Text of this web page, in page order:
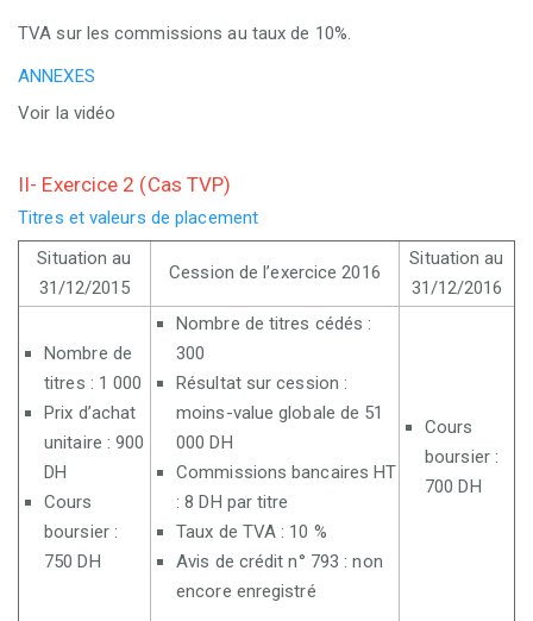
TVA sur les commissions au taux de 10%.
ANNEXES
Voir la vidéo
II- Exercice 2 (Cas TVP)
Titres et valeurs de placement
Situation au
31/12/2015
Cession de l’exercice 2016
Situation au
31/12/2016
Nombre de
titres : 1 000
Prix d’achat
unitaire : 900
DH
Cours
boursier :
750 DH
Nombre de titres cédés :
300
Résultat sur cession :
moins-value globale de 51
000 DH
Commissions bancaires HT
: 8 DH par titre
Taux de TVA : 10 %
Avis de crédit n° 793 : non
encore enregistré
Cours
boursier :
700 DH